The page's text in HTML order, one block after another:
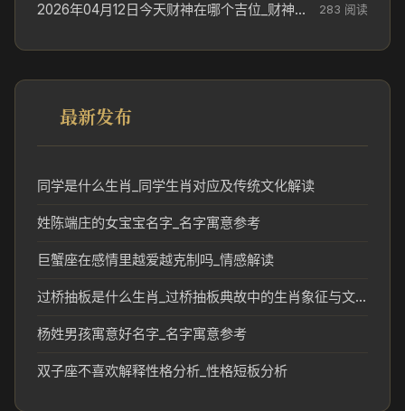
2026年04月12日今天财神在哪个吉位_财神方位参考 283 阅读
最新发布
同学是什么生肖_同学生肖对应及传统文化解读
姓陈端庄的女宝宝名字_名字寓意参考
巨蟹座在感情里越爱越克制吗_情感解读
过桥抽板是什么生肖_过桥抽板典故中的生肖象征与文化解析
杨姓男孩寓意好名字_名字寓意参考
双子座不喜欢解释性格分析_性格短板分析